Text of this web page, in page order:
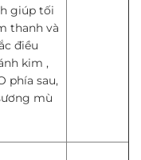
giúp tối
thanh và
điều
kim ,
phía sau,
mù